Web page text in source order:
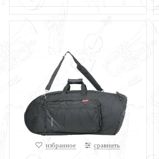
избранное сравнить